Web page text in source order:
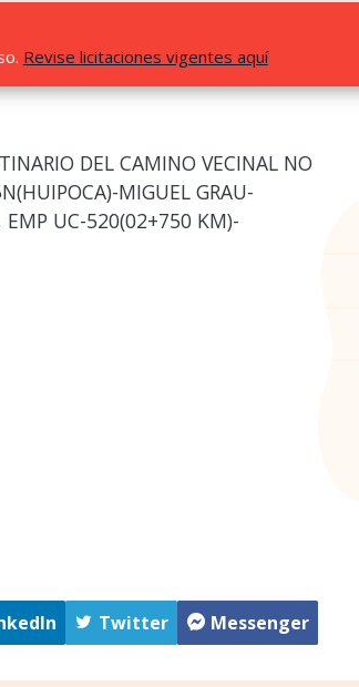
Revise licitaciones vigentes aquí
DEL CAMINO VECINAL NO
MIGUEL GRAU-
EMP UC-520(02+750 KM)-
Twitter Messenger